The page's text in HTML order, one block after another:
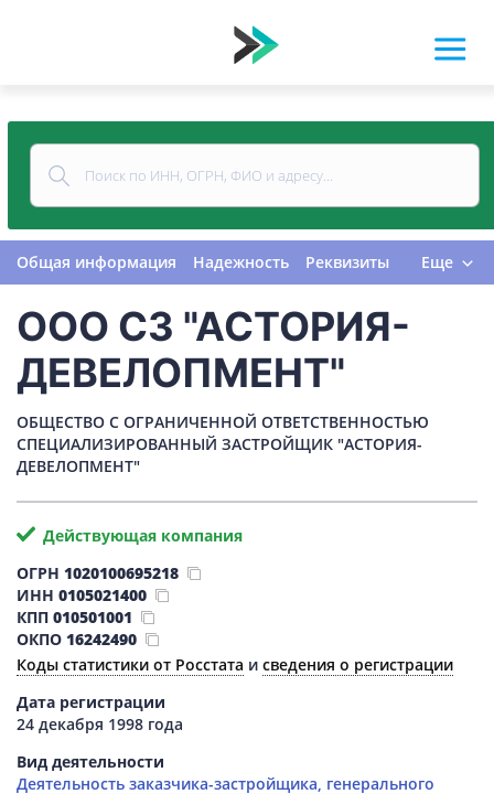
Общая информация Надежность
Реквизиты
Финансовая отчетность
Руководитель
Учредитель
Связи Госзакупки
Проверки
Долги
Налоги и сборы История изменений
Еще
ООО СЗ "АСТОРИЯ-
ДЕВЕЛОПМЕНТ"
ОБЩЕСТВО С ОГРАНИЧЕННОЙ ОТВЕТСТВЕННОСТЬЮ
СПЕЦИАЛИЗИРОВАННЫЙ ЗАСТРОЙЩИК "АСТОРИЯ-
ДЕВЕЛОПМЕНТ"
Действующая компания
ОГРН 1020100695218
ИНН 0105021400
КПП 010501001
ОКПО 16242490
Коды статистики от Росстата и сведения о регистрации
Дата регистрации
24 декабря 1998 года
Вид деятельности
Деятельность заказчика-застройщика, генерального